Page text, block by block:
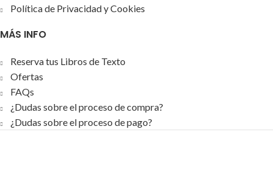
Política de Privacidad y Cookies
MÁS INFO
Reserva tus Libros de Texto
Ofertas
FAQs
¿Dudas sobre el proceso de compra?
¿Dudas sobre el proceso de pago?